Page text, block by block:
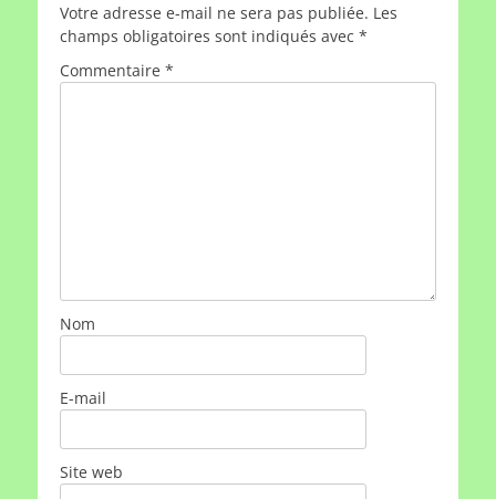
Votre adresse e-mail ne sera pas publiée. Les
champs obligatoires sont indiqués avec *
Commentaire *
Nom
E-mail
Site web